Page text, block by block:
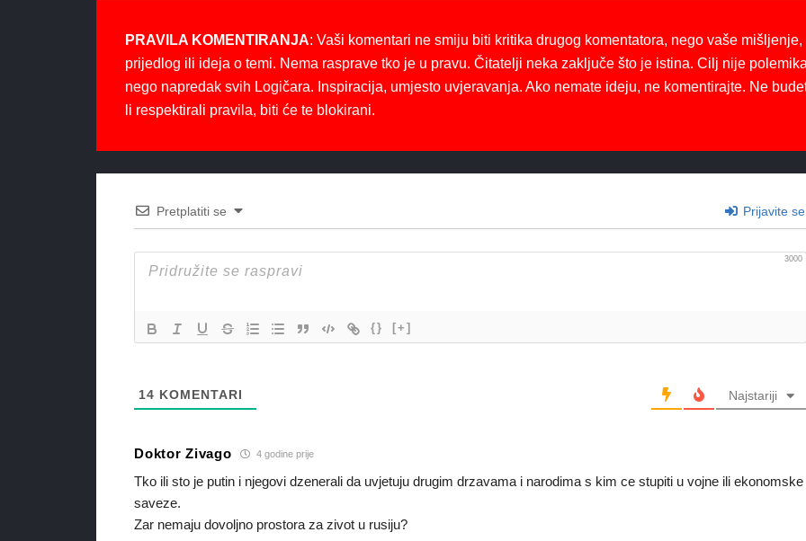
PRAVILA KOMENTIRANJA: Vaši komentari ne smiju biti kritika drugog komentatora, nego vaše mišljenje,
prijedlog ili ideja o temi. Nema rasprave tko je u pravu. Čitatelji neka zaključe što je istina. Cilj nije
nego napredak svih Logičara. Inspiracija, umjesto uvjeravanja. Ako nemate ideju, ne komentirajte. Ne
li respektirali pravila, biti će te blokirani.
Pretplatiti se Prijavite se
3000
{} [+]
14 KOMENTARI Najstariji
Doktor Zivago 4 godine prije
Tko ili sto je putin i njegovi dzenerali da uvjetuju drugim drzavama i narodima s kim ce stupiti u vojne ili ekonomske
saveze.
Zar nemaju dovoljno prostora za zivot u rusiju?